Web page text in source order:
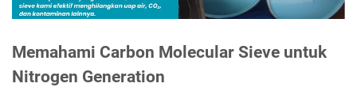
Memahami Carbon Molecular Sieve untuk
Nitrogen Generation